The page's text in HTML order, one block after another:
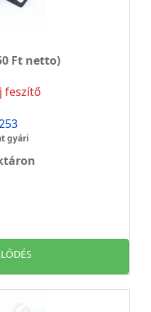
Ft netto)
feszítő
gyári